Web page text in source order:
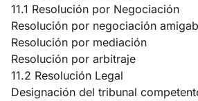
11.1 Resolución por Negociación
Resolución por negociación
Resolución por mediación
Resolución por arbitraje
11.2 Resolución Legal
Designación del tribunal